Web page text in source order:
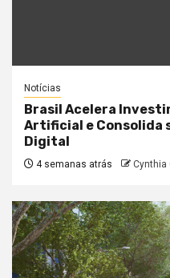
Notícias
Brasil Acelera
Artificial e Consolida
Digital
4 semanas atrás Cynthia